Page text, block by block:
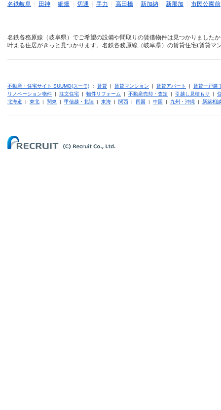
名鉄岐阜 田神 細畑 切通 手力 高田橋 新加納 新那加 市民公園前
名鉄各務原線（岐阜県）でご希望の設備や間取りの賃借物件は見つかりました
叶える住居がきっと見つかります。名鉄各務原線（岐阜県）の賃貸住宅(賃貸
不動産・住宅サイト SUUMO(スーモ) ： 賃貸 | 賃貸マンション | 賃貸アパート | 賃貸一戸建
リノベーション物件 | 注文住宅 | 物件リフォーム | 不動産売却・査定 | 引越し見積もり |
北海道 | 東北 | 関東 | 甲信越・北陸 | 東海 | 関西 | 四国 | 中国 | 九州・沖縄 | 新築相